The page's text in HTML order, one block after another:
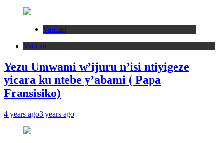
Vatican
Vatican
Yezu Umwami w’ijuru n’isi ntiyigeze
yicara ku ntebe y’abami ( Papa
Fransisiko)
4 years ago3 years ago